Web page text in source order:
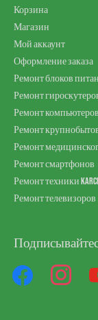
Корзина
Магазин
Мой аккаунт
Оформление заказа
Ремонт блоков
Ремонт
Ремонт компьютеров
Ремонт
Ремонт
Ремонт смартфонов
Ремонт техники
Ремонт телевизоров
facebook instagram